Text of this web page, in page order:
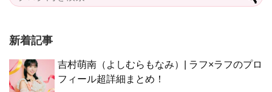
新着記事
吉村萌南（よしむらもなみ）| ラフ×ラフのプロ
フィール超詳細まとめ！